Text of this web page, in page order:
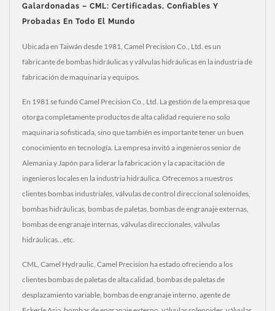
Galardonadas – CML: Certificadas, Confiables Y
Probadas En Todo El Mundo
Ubicada en Taiwán desde 1981, Camel Precision Co., Ltd. es un
fabricante de bombas hidráulicas y válvulas hidráulicas en la industria de
fabricación de maquinaria y equipos.
En 1981 se fundó Camel Precision Co., Ltd. La gestión de la empresa que
otorga completamente productos de alta calidad requiere no solo
maquinaria sofisticada, sino que también es importante tener un buen
conocimiento en tecnología. La empresa invitó a ingenieros senior de
Alemania y Japón para liderar la fabricación y la capacitación de
ingenieros locales en la industria hidráulica. Ofrecemos a nuestros
clientes bombas industriales, válvulas de control direccional solenoides,
bombas hidráulicas, bombas de paletas, bombas de engranaje externas,
bombas de engranaje internas, válvulas direccionales, válvulas
hidráulicas...etc.
CML, Camel Hydraulic, Camel Precision ha estado ofreciendo a los
clientes bombas de paletas de alta calidad, bombas de paletas de
desplazamiento variable, bombas de engranaje interno, agente de